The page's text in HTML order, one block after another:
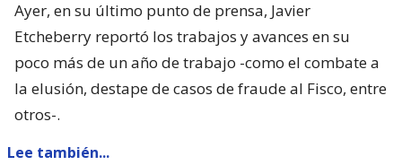
Ayer, en su último punto de prensa, Javier
Etcheberry reportó los trabajos y avances en su
poco más de un año de trabajo -como el combate a
la elusión, destape de casos de fraude al Fisco, entre
otros-.
Lee también...